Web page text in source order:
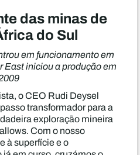
das minas de
do Sul
em funcionamento em
East iniciou a produção em
o CEO Rudi Deysel
transformador para a
exploração mineira
Com o nosso
à superfície e o